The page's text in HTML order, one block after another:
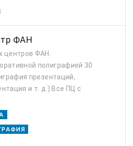
ФАН
центров ФАН.
полиграфией 30
презентаций,
и т. д.) Все ПЦ с
у метро и есть